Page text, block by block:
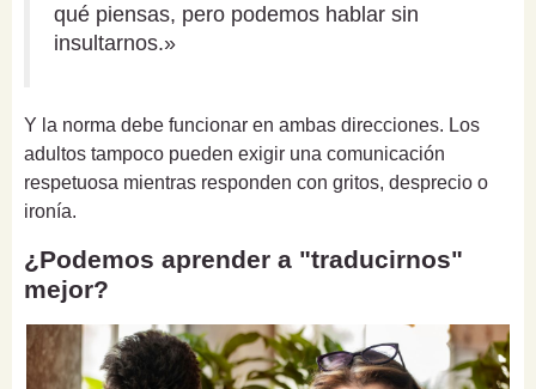
qué piensas, pero podemos hablar sin
insultarnos.»
Y la norma debe funcionar en ambas direcciones. Los
adultos tampoco pueden exigir una comunicación
respetuosa mientras responden con gritos, desprecio o
ironía.
¿Podemos aprender a "traducirnos"
mejor?